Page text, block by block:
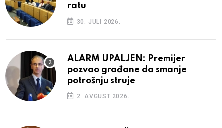
ratu
30. JULI 2026.
ALARM UPALJEN: Premijer
pozvao građane da smanje
potrošnju struje
2. AVGUST 2026.